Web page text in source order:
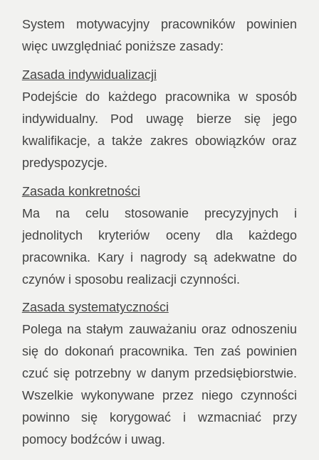
System motywacyjny pracowników powinien
więc uwzględniać poniższe zasady:
Zasada indywidualizacji
Podejście do każdego pracownika w sposób
indywidualny. Pod uwagę bierze się jego
kwalifikacje, a także zakres obowiązków oraz
predyspozycje.
Zasada konkretności
Ma na celu stosowanie precyzyjnych i
jednolitych kryteriów oceny dla każdego
pracownika. Kary i nagrody są adekwatne do
czynów i sposobu realizacji czynności.
Zasada systematyczności
Polega na stałym zauważaniu oraz odnoszeniu
się do dokonań pracownika. Ten zaś powinien
czuć się potrzebny w danym przedsiębiorstwie.
Wszelkie wykonywane przez niego czynności
powinno się korygować i wzmacniać przy
pomocy bodźców i uwag.